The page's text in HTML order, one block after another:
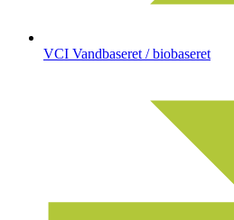
VCI Vandbaseret / biobaseret